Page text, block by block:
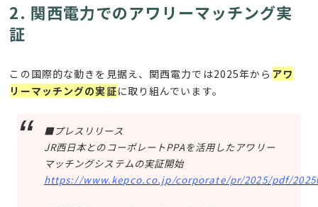
2. 関西電力でのアワリーマッチング実
証
この国際的な動きを見据え、関西電力では2025年から アワ
リーマッチングの実証に取り組んでいます。
■プレスリリース
JR西日本とのコーポレートPPAを活用したアワリー
マッチングシステムの実証開始
https://www.kepco.co.jp/corporate/pr/2025/pdf/